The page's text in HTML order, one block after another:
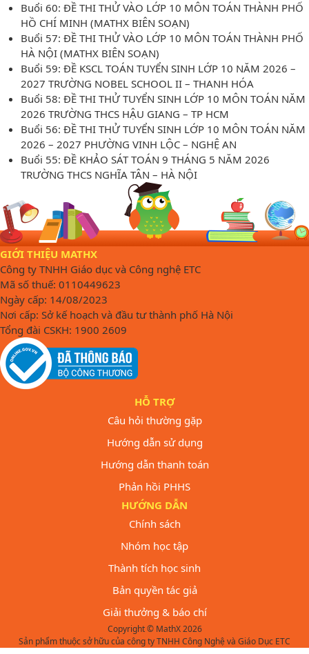
Buổi 60: ĐỀ THI THỬ VÀO LỚP 10 MÔN TOÁN THÀNH PHỐ
HỒ CHÍ MINH (MATHX BIÊN SOẠN)
Buổi 57: ĐỀ THI THỬ VÀO LỚP 10 MÔN TOÁN THÀNH PHỐ
HÀ NỘI (MATHX BIÊN SOẠN)
Buổi 59: ĐỀ KSCL TOÁN TUYỂN SINH LỚP 10 NĂM 2026 –
2027 TRƯỜNG NOBEL SCHOOL II – THANH HÓA
Buổi 58: ĐỀ THI THỬ TUYỂN SINH LỚP 10 MÔN TOÁN NĂM
2026 TRƯỜNG THCS HẬU GIANG – TP HCM
Buổi 56: ĐỀ THI THỬ TUYỂN SINH LỚP 10 MÔN TOÁN NĂM
2026 – 2027 PHƯỜNG VINH LỘC – NGHỆ AN
Buổi 55: ĐỀ KHẢO SÁT TOÁN 9 THÁNG 5 NĂM 2026
TRƯỜNG THCS NGHĨA TÂN – HÀ NỘI
GIỚI THIỆU MATHX
Công ty TNHH Giáo dục và Công nghệ ETC
Mã số thuế: 0110449623
Ngày cấp: 14/08/2023
Nơi cấp: Sở kế hoạch và đầu tư thành phố Hà Nội
Tổng đài CSKH: 1900 2609
HỖ TRỢ
Câu hỏi thường gặp
Hướng dẫn sử dụng
Hướng dẫn thanh toán
Phản hồi PHHS
HƯỚNG DẪN
Chính sách
Nhóm học tập
Thành tích học sinh
Bản quyền tác giả
Giải thưởng & báo chí
Copyright © MathX 2026
Sản phẩm thuộc sở hữu của công ty TNHH Công Nghệ và Giáo Dục ETC